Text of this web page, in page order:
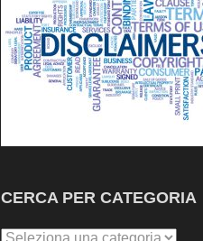
CERCA PER CATEGORIA
Cerca